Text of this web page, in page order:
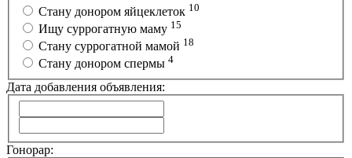
Стану донором яйцеклеток 10
Ищу суррогатную маму 15
Cтану суррогатной мамой 18
Стану донором спермы 4
Дата добавления объявления:
Гонорар: